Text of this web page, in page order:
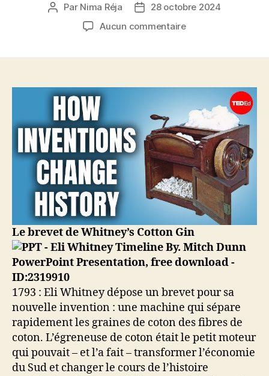
Auteur
Par Nima Réja
Date28 octobre 2024
Aucun commentairesur
Whitney
demande
un
brevet
sur
l’égreneuse
de
coton
Le brevet de Whitney’s Cotton Gin
1793 : Eli Whitney dépose un brevet pour sa
nouvelle invention : une machine qui sépare
rapidement les graines de coton des fibres de
coton. L’égreneuse de coton était le petit moteur
qui pouvait – et l’a fait – transformer l’économie
du Sud et changer le cours de l’histoire